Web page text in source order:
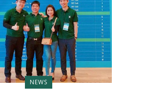
NEWS